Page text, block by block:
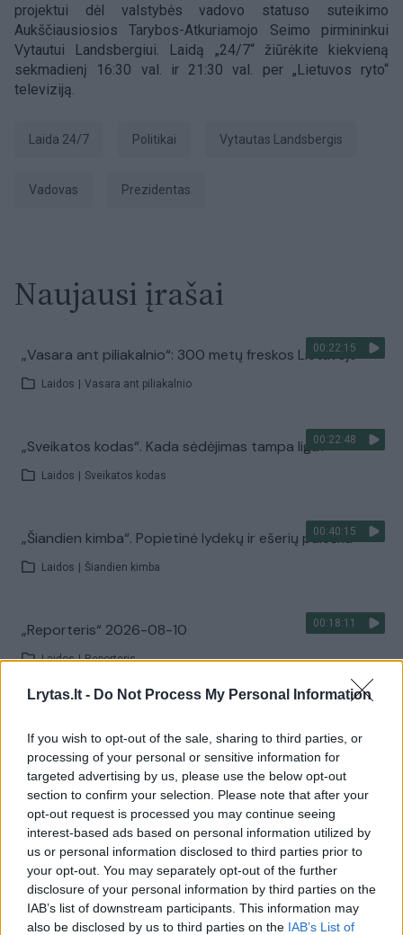
Lrytas.lt - Do Not Process My Personal Information
If you wish to opt-out of the sale, sharing to third parties, or
processing of your personal or sensitive information for
targeted advertising by us, please use the below opt-out
section to confirm your selection. Please note that after your
opt-out request is processed you may continue seeing
interest-based ads based on personal information utilized by
us or personal information disclosed to third parties prior to
your opt-out. You may separately opt-out of the further
disclosure of your personal information by third parties on the
IAB’s list of downstream participants. This information may
also be disclosed by us to third parties on the IAB’s List of
projektui dėl valstybės vadovo statuso suteikimo
Aukščiausiosios Tarybos-Atkuriamojo Seimo pirmininkui
Vytautui Landsbergiui. Laidą „24/7“ žiūrėkite kiekvieną
sekmadienį 16:30 val. ir 21:30 val. per „Lietuvos ryto“
televiziją.
Laida 24/7 Politikai Vytautas Landsbergis
vadovas Prezidentas
Naujausi įrašai
00:22:15
„Vasara ant piliakalnio“: 300 metų freskos Lietuvoje
Laidos Vasara ant piliakalnio
00:22:48
„Sveikatos kodas“. Kada sėdėjimas tampa liga?
Laidos Sveikatos kodas
00:40:15
„Šiandien kimba“. Popietinė lydekų ir ešerių paieška
Laidos Šiandien kimba
00:18:11
„Reporteris“ 2026-08-10
Laidos | Reporteris
Žiūrimiausi įrašai
00:00:30
Vaizdai iš tragiškos avarijos Vilniaus r.: dviejų moterų ir
vaiko gyvybių išgelbėti nepavyko
Žinios | Lietuvos diena